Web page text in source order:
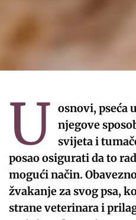
U osnovi, pseća
njegove
svijeta i
posao osigurati da to
mogući način.
žvakanje za svog psa,
strane veterinara i